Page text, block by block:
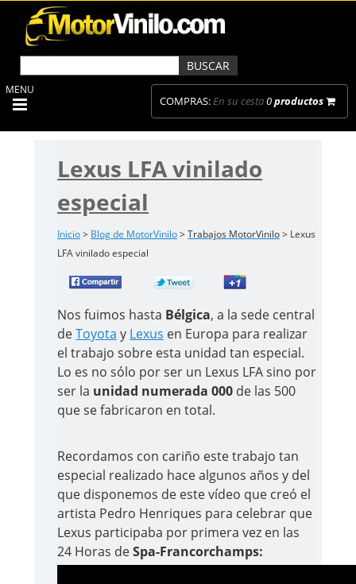
COMPRAS:En su cesta0productos
MENU
Lexus LFA vinilado
especial
Inicio> Blog de MotorVinilo>Trabajos MotorVinilo> Lexus
LFA vinilado especial
Nos fuimos hasta Bélgica, a la sede central
deToyota y Lexus en Europa para realizar
el trabajo sobre esta unidad tan especial.
Lo es no sólo por ser un Lexus LFA sino por
ser la unidad numerada 000 de las 500
que se fabricaron en total.
Recordamos con cariño este trabajo tan
especial realizado hace algunos años y del
que disponemos de este vídeo que creó el
artista Pedro Henriques para celebrar que
Lexus participaba por primera vez en las
24 Horas deSpa-Francorchamps: